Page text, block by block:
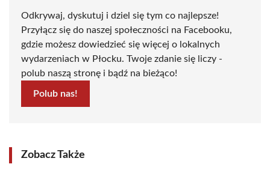
Odkrywaj, dyskutuj i dziel się tym co najlepsze!
Przyłącz się do naszej społeczności na Facebooku,
gdzie możesz dowiedzieć się więcej o lokalnych
wydarzeniach w Płocku. Twoje zdanie się liczy -
polub naszą stronę i bądź na bieżąco!
Polub nas!
Zobacz Także